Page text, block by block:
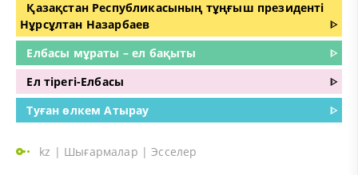
Қазақстан Республикасының тұңғыш президенті
Нұрсұлтан Назарбаев
ᐈ
Елбасы мұраты – ел бақыты
ᐈ
Ел тірегі-Елбасы
ᐈ
Туған өлкем Атырау
ᐈ
kz | Шығармалар |Эсселер